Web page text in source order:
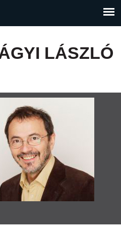
LÁSZLÓ